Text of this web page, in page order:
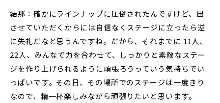
結那：確かにラインナップに圧倒されたんですけど、出
させていただくからには自信なくステージに立ったら逆
に失礼だなと思うんですね。だから、それまでに 11人、
22人、みんなで力を合わせて、しっかりと素敵なステー
ジを作り上げられるように頑張ろうっていう気持ちでい
っぱいです。その日、その場所でのステージは一度きり
なので、精一杯楽しみながら頑張りたいと思います。